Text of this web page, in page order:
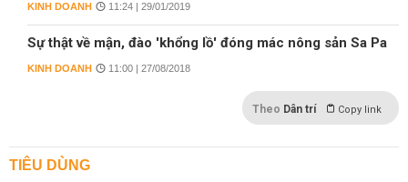
KINH DOANH 11:24 | 29/01/2019
Sự thật về mận, đào 'khổng lồ' đóng mác nông sản Sa Pa
KINH DOANH 11:00 | 27/08/2018
Theo Dân trí Copy link
TIÊU DÙNG